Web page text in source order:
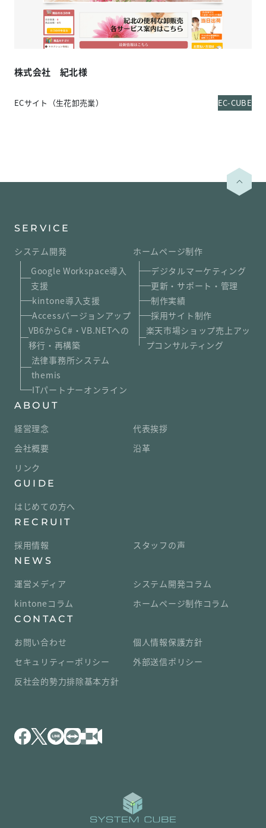
株式会社 紀北様
ECサイト（生花卸売業） EC-CUBE
SERVICE
システム開発
Google Workspace導入
支援
kintone導入支援
Accessバージョンアップ
VB6からC#・VB.NETへの
移行・再構築
法律事務所システム
themis
ITパートナーオンライン
ホームページ制作
デジタルマーケティング
更新・サポート・管理
制作実績
採用サイト制作
楽天市場ショップ売上アッ
プコンサルティング
ABOUT
経営理念
代表挨拶
会社概要
沿革
リンク
GUIDE
はじめての方へ
RECRUIT
採用情報 スタッフの声
NEWS
運営メディア
システム開発コラム
kintoneコラム
ホームページ制作コラム
CONTACT
お問い合わせ
個人情報保護方針
セキュリティーポリシー
外部送信ポリシー
反社会的勢力排除基本方針